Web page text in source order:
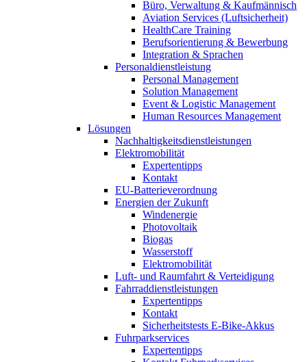
Büro, Verwaltung & Kaufmännisch
Aviation Services (Luftsicherheit)
HealthCare Training
Berufsorientierung & Bewerbung
Integration & Sprachen
Personaldienstleistung
Personal Management
Solution Management
Event & Logistic Management
Human Resources Management
Lösungen
Nachhaltigkeitsdienstleistungen
Elektromobilität
Expertentipps
Kontakt
EU-Batterieverordnung
Energien der Zukunft
Windenergie
Photovoltaik
Biogas
Wasserstoff
Elektromobilität
Luft- und Raumfahrt & Verteidigung
Fahrraddienstleistungen
Expertentipps
Kontakt
Sicherheitstests E-Bike-Akkus
Fuhrparkservices
Expertentipps